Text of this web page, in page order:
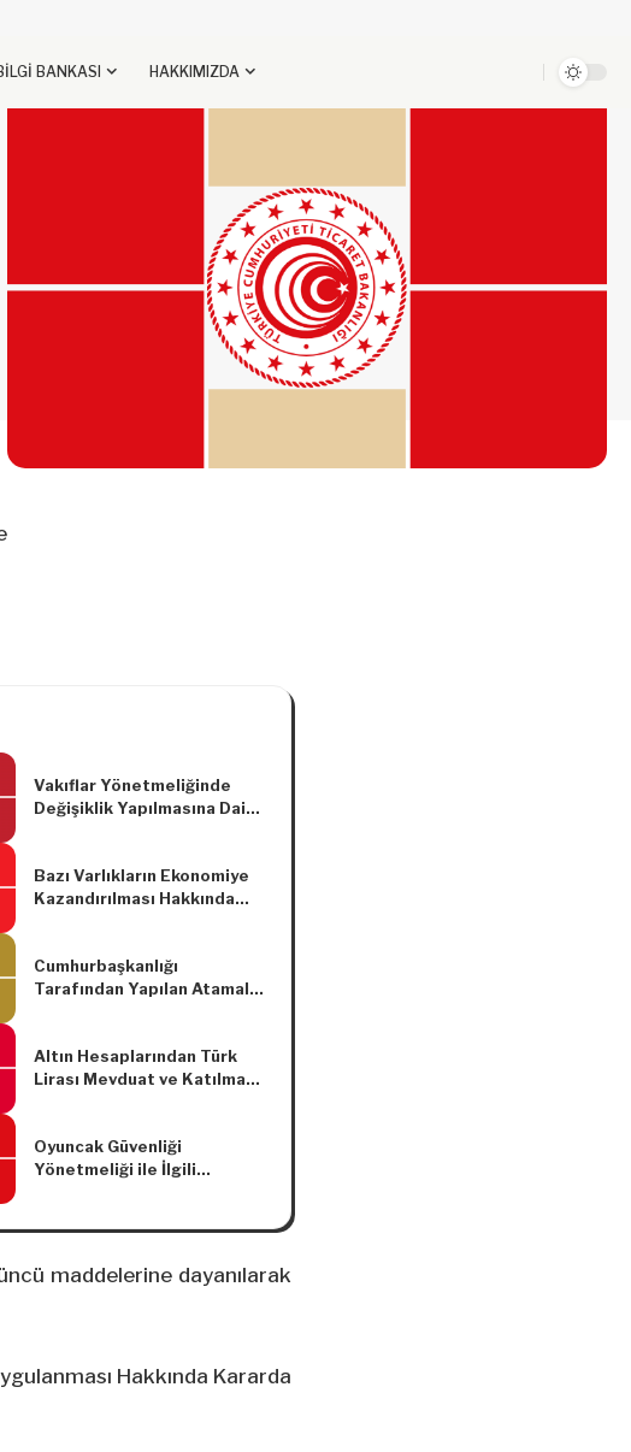
BANKASI HAKKIMIZDA
Vakıflar Yönetmeliğinde
Değişiklik Yapılmasına Dair
Bazı Varlıkların Ekonomiye
Kazandırılması Hakkında
Cumhurbaşkanlığı
Tarafından Yapılan Atamalar
Altın Hesaplarından Türk
Lirası Mevduat ve Katılma
Tebliğ (Sayı: 2021/16)’de
Değişiklik Yapılmasına Dair
Oyuncak Güvenliği
Yönetmeliği ile İlgili
maddelerine dayanılarak
Hakkında Kararda